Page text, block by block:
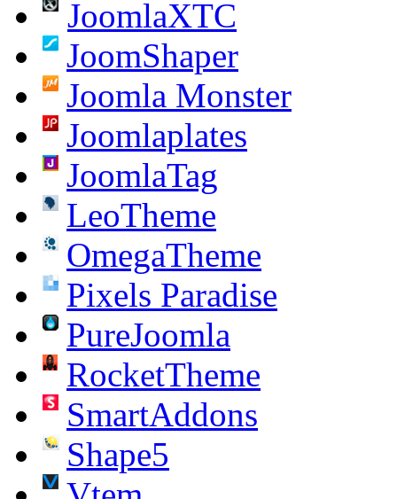
JoomlaXTC
JoomShaper
Joomla Monster
Joomlaplates
JoomlaTag
LeoTheme
OmegaTheme
Pixels Paradise
PureJoomla
RocketTheme
SmartAddons
Shape5